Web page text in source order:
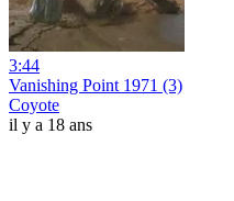
3:44
Vanishing Point 1971 (3)
Coyote
il y a 18 ans